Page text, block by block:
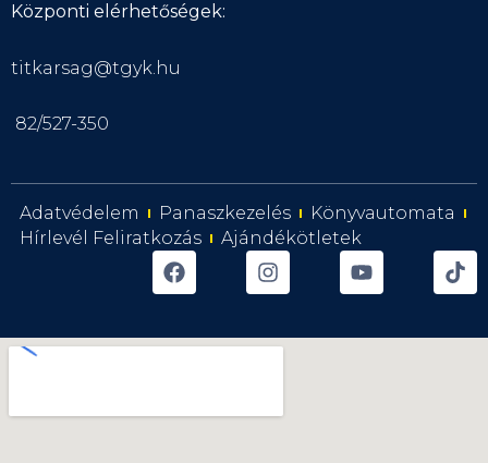
Központi elérhetőségek:
titkarsag@tgyk.hu
82/527-350
Adatvédelem Panaszkezelés
Könyvautomata
Hírlevél Feliratkozás
Ajándékötletek